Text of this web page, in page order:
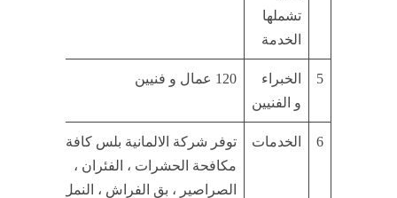
تشملها
الخدمة
5
الخبراء
و الفنيين
120 عمال و فنيين
6 الخدمات
توفر شركة الالمانية بلس كافة خدمات
مكافحة الحشرات ، الفئران ،
الصراصير ، بق الفراش ، النمل الابيض